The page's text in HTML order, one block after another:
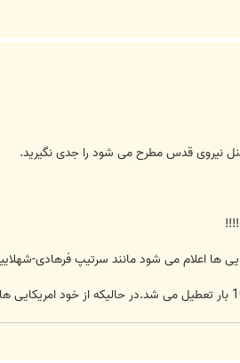
نیروی قدس مطرح می شود را جدی نگیرید.
ها اعلام می شود مانند سرتیپ فرهادی-